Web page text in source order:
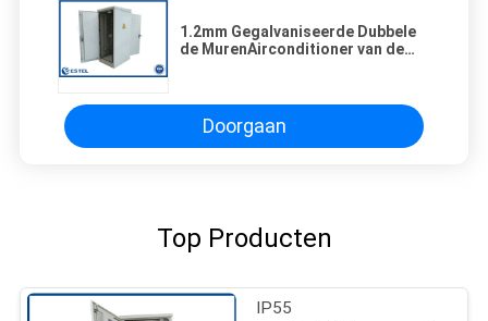
1.2mm Gegalvaniseerde Dubbele
de MurenAirconditioner van de
Doorgaan
Top Producten
IP55